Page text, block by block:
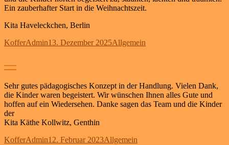
Ein zauberhafter Start in die Weihnachtszeit.
Kita Haveleckchen, Berlin
Autor
KofferAdminVeröffentlicht
13. Dezember 2025Kategorien
Allgemein
—
Sehr gutes pädagogisches Konzept in der Handlung. Vielen Dank,
die Kinder waren begeistert. Wir wünschen Ihnen alles Gute und
hoffen auf ein Wiedersehen. Danke sagen das Team und die Kinder
der
Kita Käthe Kollwitz, Genthin
Autor
KofferAdminVeröffentlicht
12. Februar 2023Kategorien
Allgemein